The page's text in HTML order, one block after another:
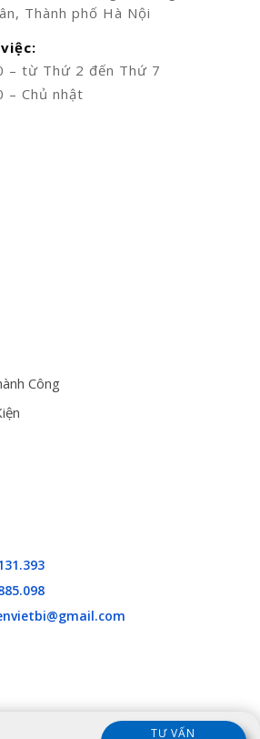
Thành phố Hà Nội
– từ Thứ 2 đến Thứ 7
– Chủ nhật
Công
TƯ VẤN